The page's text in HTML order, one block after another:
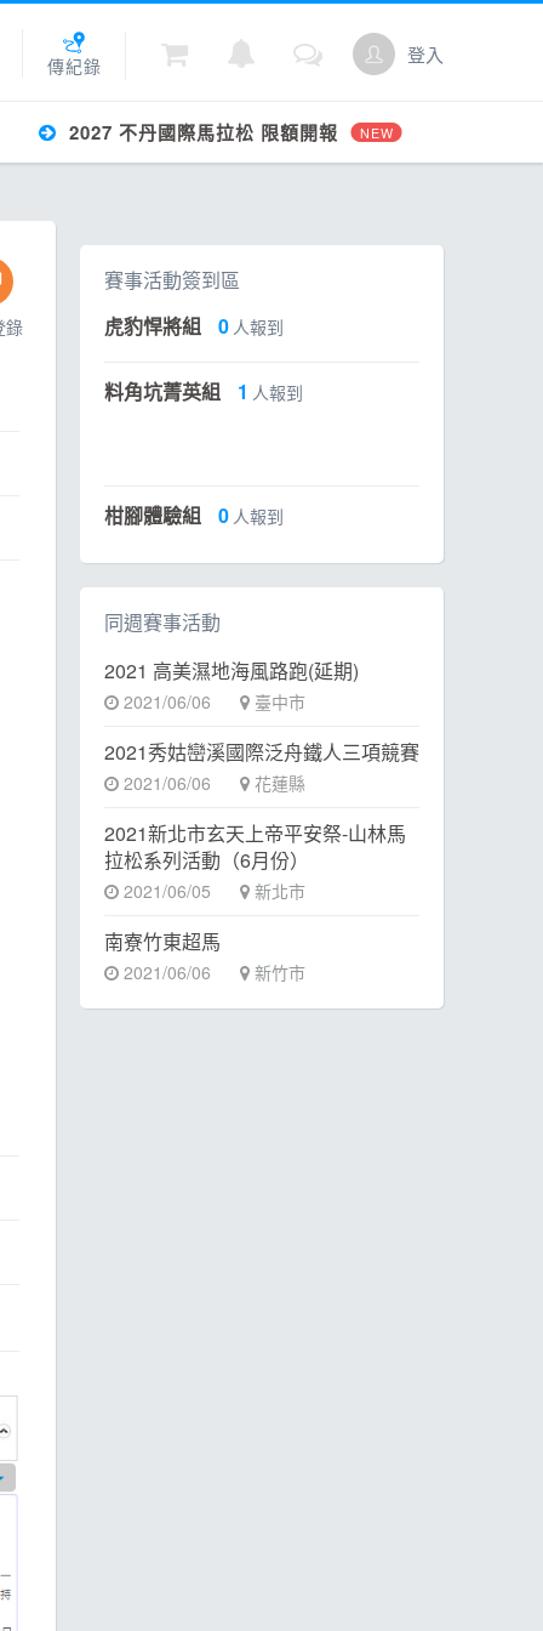
傳紀錄 登入
數
2027 不丹國際馬拉松 限額開報 NEW
錄
賽事活動簽到區
虎豹悍將組
0 人報到
料角坑菁英組 1 人報到
柑腳體驗組 0 人報到
同週賽事活動
2021 高美濕地海風路跑(延期)
2021/06/06 臺中市
2021秀姑巒溪國際泛舟鐵人三項競賽
2021/06/06 花蓮縣
2021新北市玄天上帝平安祭-山林馬
拉松系列活動（6月份）
2021/06/05 新北市
南寮竹東超馬
2021/06/06 新竹市